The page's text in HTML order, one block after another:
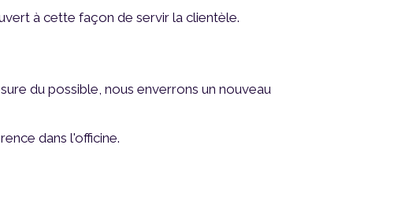
à cette façon de servir la clientèle.
du possible, nous enverrons un nouveau
dans l'officine.